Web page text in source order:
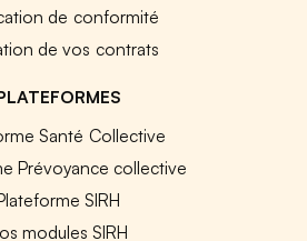
de conformité
de vos contrats
Santé Collective
Prévoyance collective
SIRH
modules SIRH